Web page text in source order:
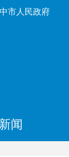
市人民政府
新闻